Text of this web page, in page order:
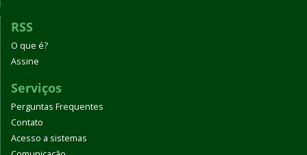
RSS
O que é?
Assine
Serviços
Perguntas Frequentes
Contato
Acesso a sistemas